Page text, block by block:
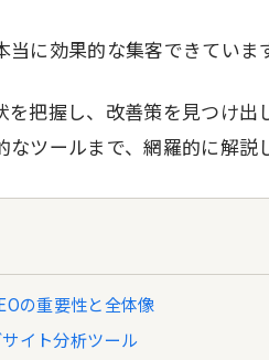
当に効果的な集客できていま
を把握し、改善策を見つけ
ツールまで、網羅的に解説
の重要性と全体像
イト分析ツール